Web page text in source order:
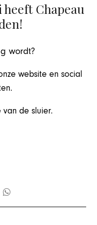
Chapeau
wordt?
website en social
de sluier.